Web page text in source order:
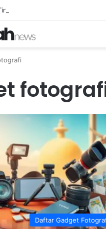
Daftar Gadget